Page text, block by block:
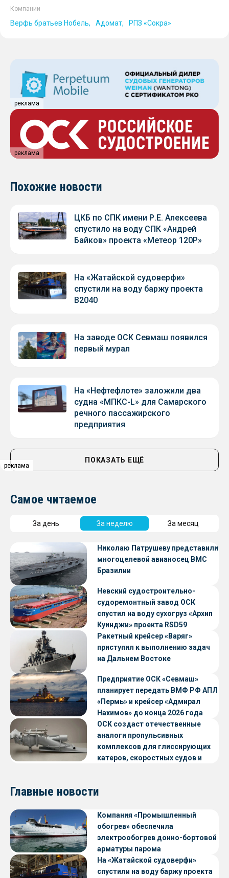
реклама
реклама
реклама
Компании
Верфь братьев Нобель Адомат РПЗ «Сокра»
реклама
реклама
Похожие новости
ЦКБ по СПК имени Р.Е. Алексеева
спустило на воду СПК «Андрей
Байков» проекта «Метеор 120Р»
На «Жатайской судоверфи»
спустили на воду баржу проекта
В2040
На заводе ОСК Севмаш появился
первый мурал
На «Нефтефлоте» заложили два
судна «МПКС-L» для Самарского
речного пассажирского
предприятия
ПОКАЗАТЬ ЕЩЁ
Самое читаемое
За день За неделю За месяц
Николаю Патрушеву представили
многоцелевой авианосец ВМС
Бразилии
Невский судостроительно-
судоремонтный завод ОСК
спустил на воду сухогруз «Архип
Куинджи» проекта RSD59
Ракетный крейсер «Варяг»
приступил к выполнению задач
на Дальнем Востоке
Предприятие ОСК «Севмаш»
планирует передать ВМФ РФ АПЛ
«Пермь» и крейсер «Адмирал
Нахимов» до конца 2026 года
ОСК создаст отечественные
аналоги пропульсивных
комплексов для глиссирующих
катеров, скоростных судов и
Главные новости
Компания «Промышленный
обогрев» обеспечила
электрообогрев донно-бортовой
арматуры парома
«Петропавловск» проекта CNF22
На «Жатайской судоверфи»
спустили на воду баржу проекта